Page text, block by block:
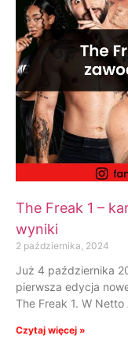
The Freak 1 –
wyniki
2 października, 2024
Już 4 października
pierwsza edycja
The Freak 1. W
Czytaj więcej »